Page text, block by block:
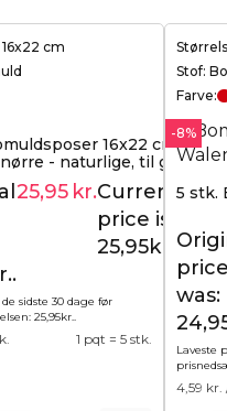
cm
16x22 cm med
- naturlige, til gaver
55,39
25,95 kr.Current
price is:
25,95kr..
sidste 30 dage før
25,95kr.
1 pqt = 5 stk.
Stof:
Farve:
-8%
5 stk.
price
was:
Laveste
4,59 kr.